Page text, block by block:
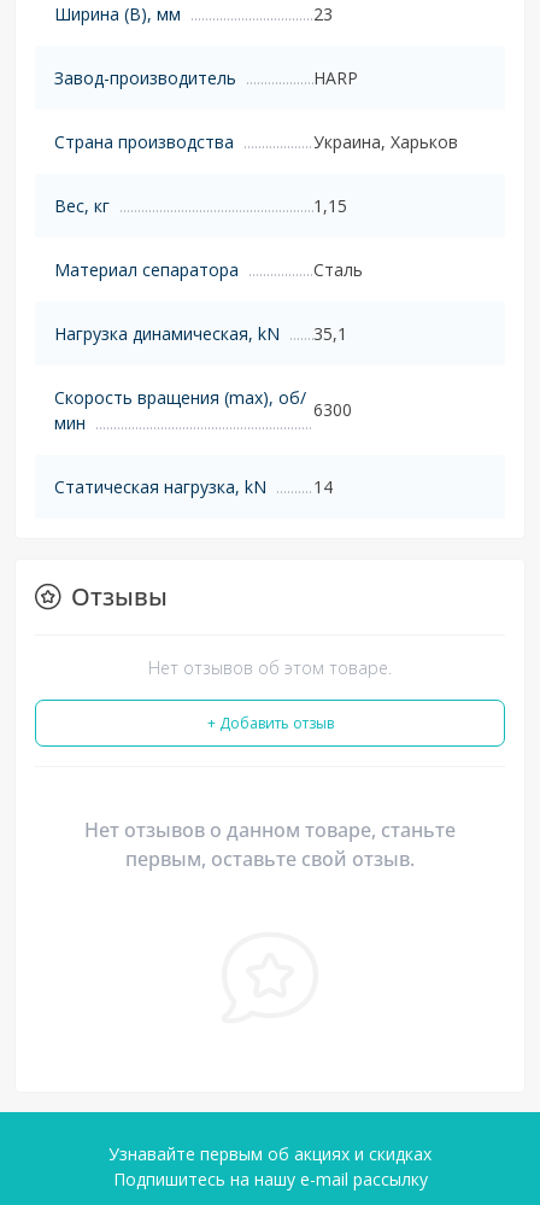
Ширина (B), мм 23
Завод-производитель HARP
Страна производства Украина, Харьков
Вес, кг 1,15
Материал сепаратора Сталь
Нагрузка динамическая, kN 35,1
Скорость вращения (max), об/
мин
6300
Статическая нагрузка, kN 14
Отзывы
Нет отзывов об этом товаре.
+ Добавить отзыв
Нет отзывов о данном товаре, станьте
первым, оставьте свой отзыв.
Узнавайте первым об акциях и скидках
Подпишитесь на нашу e-mail рассылку